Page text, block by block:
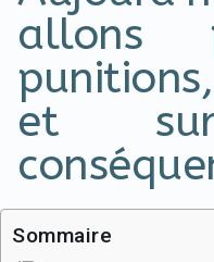
allons
et
Sommaire